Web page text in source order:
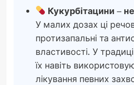
Кукурбітацини –
У малих дозах ці
протизапальні та
властивості. У
їх навіть
лікування певних